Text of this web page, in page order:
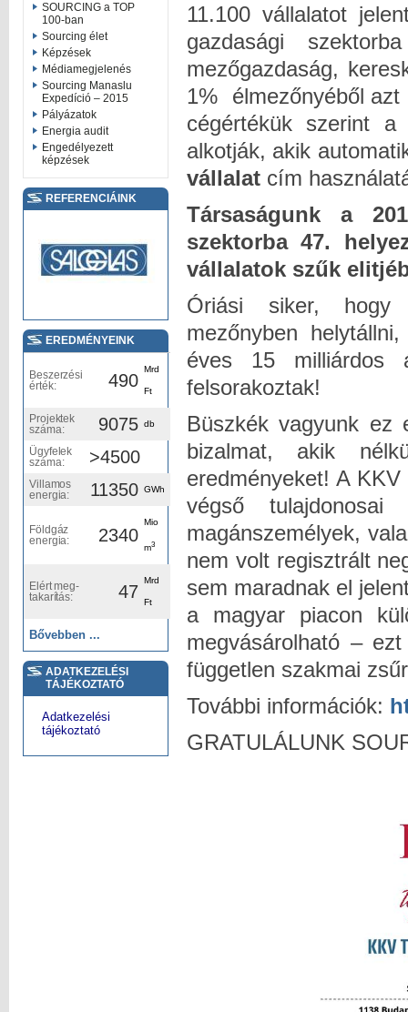
SOURCING a TOP
100-ban
Sourcing élet
Képzések
Médiamegjelenés
Sourcing Manaslu
Expedíció – 2015
Pályázatok
Energia audit
Engedélyezett
képzések
REFERENCIÁINK
EREDMÉNYEINK
Beszerzési
érték:
490
Mrd
Ft
Projektek
száma:
9075 db
Ügyfelek
száma:
>4500
Villamos
energia:
11350 GWh
Földgáz
energia:
2340
Mio
m3
Elért meg-
takarítás:
47
Mrd
Ft
Bővebben ...
ADATKEZELÉSI
TÁJÉKOZTATÓ
Adatkezelési
tájékoztató
11.100 vállalatot
gazdasági
mezőgazdaság,
1% élmezőnyéből azt
cégértékük szerint a
alkotják, akik
vállalat cím
Társaságunk a
szektorba 47.
vállalatok szűk
Óriási siker, hogy
mezőnyben
éves 15 milliárdos
felsorakoztak!
Büszkék vagyunk ez
bizalmat, akik
eredményeket! A
végső tulajdonosai
magánszemélyek,
nem volt regisztrált
sem maradnak el
a magyar piacon
megvásárolható –
független szakmai
További információk:
GRATULÁLUNK